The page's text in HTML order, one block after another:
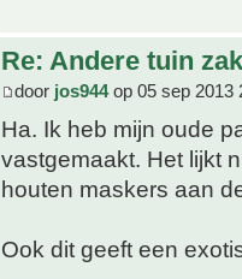
Re: Andere tuin
door jos944op 05 sep 2013
Ha. Ik heb mijn oude
vastgemaakt. Het lijkt
houten maskers aan
Ook dit geeft een